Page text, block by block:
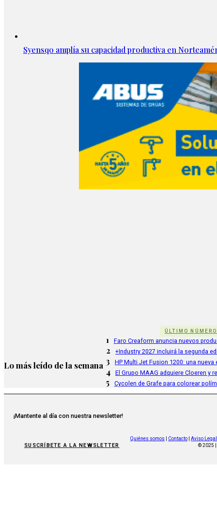
Syensqo amplía su capacidad productiva en
ÚLTIMO NÚMERO
Lo más leído de la semana
1 Faro Creaform anuncia nuevos
2 +Industry 2027 incluirá la segunda
3 HP Multi Jet Fusion 1200: una
4 El Grupo MAAG adquiere Cloeren
5 Cycolen de Grafe para colorear
¡Mantente al día con nuestra newsletter!
SUSCRÍBETE A LA NEWSLETTER
Quiénes somos Contacto
Aviso Legal
© 2025